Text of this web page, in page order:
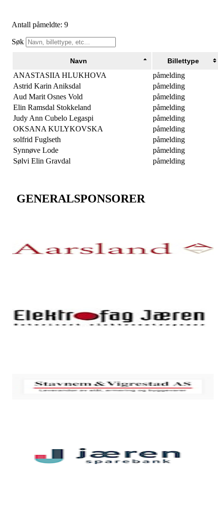
Antall påmeldte: 9
Søk
Navn Billettype
ANASTASIIA HLUKHOVA
påmelding
Astrid Karin Aniksdal
påmelding
Aud Marit Osnes Vold
påmelding
Elin Ramsdal Stokkeland
påmelding
Judy Ann Cubelo Legaspi
påmelding
OKSANA KULYKOVSKA
påmelding
solfrid Fuglseth
påmelding
Synnøve Lode
påmelding
Sølvi Elin Gravdal
påmelding
GENERALSPONSORER